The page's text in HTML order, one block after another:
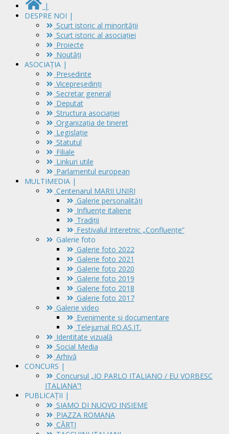
|
DESPRE NOI |
Scurt istoric al minorităţii
Scurt istoric al asociaţiei
Proiecte
Noutăți
ASOCIAȚIA |
Președinte
Vicepreședinți
Secretar general
Deputat
Structura asociației
Organizația de tineret
Legislație
Statutul
Filiale
Linkuri utile
Parlamentul european
MULTIMEDIA |
Centenarul MARII UNIRI
Galerie personalități
Influențe italiene
Tradiții
Festivalul Interetnic „Confluențe”
Galerie foto
Galerie foto 2022
Galerie foto 2021
Galerie foto 2020
Galerie foto 2019
Galerie foto 2018
Galerie foto 2017
Galerie video
Evenimente și documentare
Telejurnal RO.AS.IT.
Identitate vizuală
Social Media
Arhivă
CONCURS |
Concursul „IO PARLO ITALIANO / EU VORBESC
ITALIANA”!
PUBLICAȚII |
SIAMO DI NUOVO INSIEME
PIAZZA ROMANA
CĂRȚI